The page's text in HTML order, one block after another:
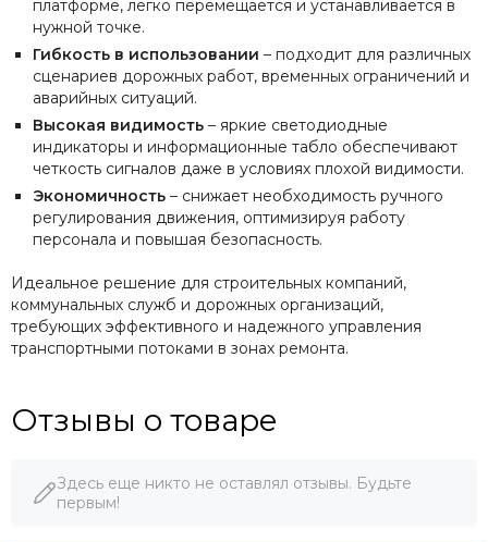
платформе, легко перемещается и устанавливается в
нужной точке.
Гибкость в использовании – подходит для различных
сценариев дорожных работ, временных ограничений и
аварийных ситуаций.
Высокая видимость – яркие светодиодные
индикаторы и информационные табло обеспечивают
четкость сигналов даже в условиях плохой видимости.
Экономичность – снижает необходимость ручного
регулирования движения, оптимизируя работу
персонала и повышая безопасность.
Идеальное решение для строительных компаний,
коммунальных служб и дорожных организаций,
требующих эффективного и надежного управления
транспортными потоками в зонах ремонта.
Отзывы о товаре
Здесь еще никто не оставлял отзывы. Будьте
первым!